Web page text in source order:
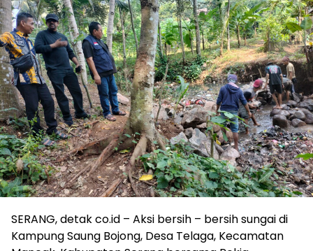
SERANG, detak co.id – Aksi bersih – bersih sungai di
Kampung Saung Bojong, Desa Telaga, Kecamatan